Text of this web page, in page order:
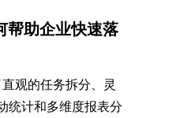
帮助企业快速落
观的任务拆分、灵
统计和多维度报表分